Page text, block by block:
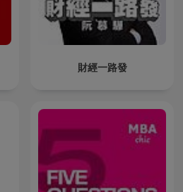
財經一路發